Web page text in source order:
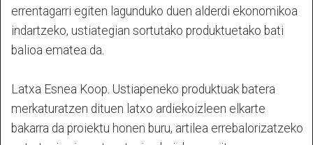
errentagarri egiten lagunduko duen alderdi ekonomikoa
indartzeko, ustiategian sortutako produktuetako bati
balioa ematea da.
Latxa Esnea Koop. Ustiapeneko produktuak batera
merkaturatzen dituen latxo ardiekoizleen elkarte
bakarra da proiektu honen buru, artilea errebalorizatzeko